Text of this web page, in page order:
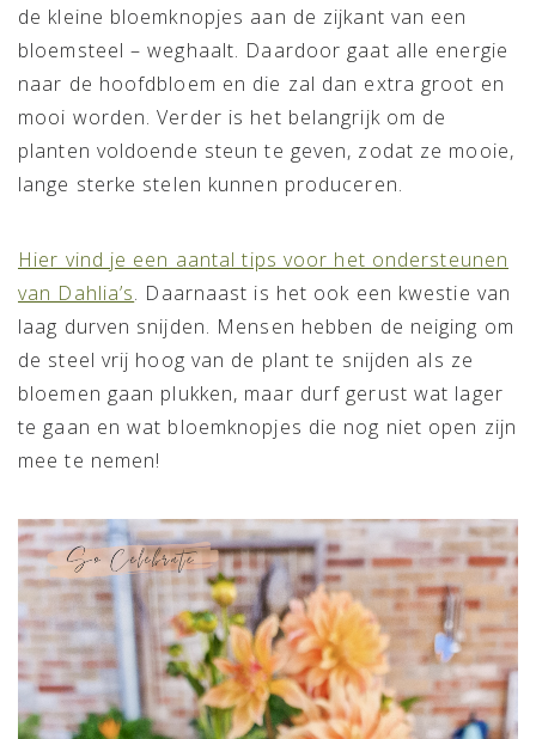
de kleine bloemknopjes aan de zijkant van een
bloemsteel – weghaalt. Daardoor gaat alle energie
naar de hoofdbloem en die zal dan extra groot en
mooi worden. Verder is het belangrijk om de
planten voldoende steun te geven, zodat ze mooie,
lange sterke stelen kunnen produceren.
Hier vind je een aantal tips voor het ondersteunen
van Dahlia’s. Daarnaast is het ook een kwestie van
laag durven snijden. Mensen hebben de neiging om
de steel vrij hoog van de plant te snijden als ze
bloemen gaan plukken, maar durf gerust wat lager
te gaan en wat bloemknopjes die nog niet open zijn
mee te nemen!